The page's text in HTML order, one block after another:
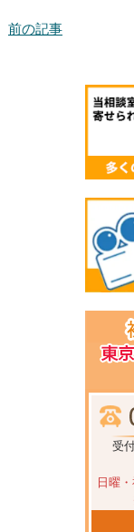
前の記事
受
日曜